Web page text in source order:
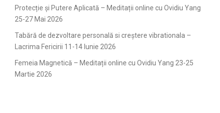
Protecție și Putere Aplicată – Meditații online cu Ovidiu Yang
25-27 Mai 2026
Tabără de dezvoltare personală si creștere vibrationala –
Lacrima Fericirii 11-14 Iunie 2026
Femeia Magnetică – Meditații online cu Ovidiu Yang 23-25
Martie 2026